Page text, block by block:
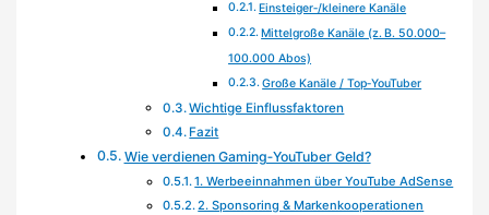
Einsteiger‑/kleinere Kanäle
Mittelgroße Kanäle (z. B. 50.000–
100.000 Abos)
Große Kanäle / Top‑YouTuber
Wichtige Einflussfaktoren
Fazit
Wie verdienen Gaming‑YouTuber Geld?
1. Werbeeinnahmen über YouTube AdSense
2. Sponsoring & Markenkooperationen